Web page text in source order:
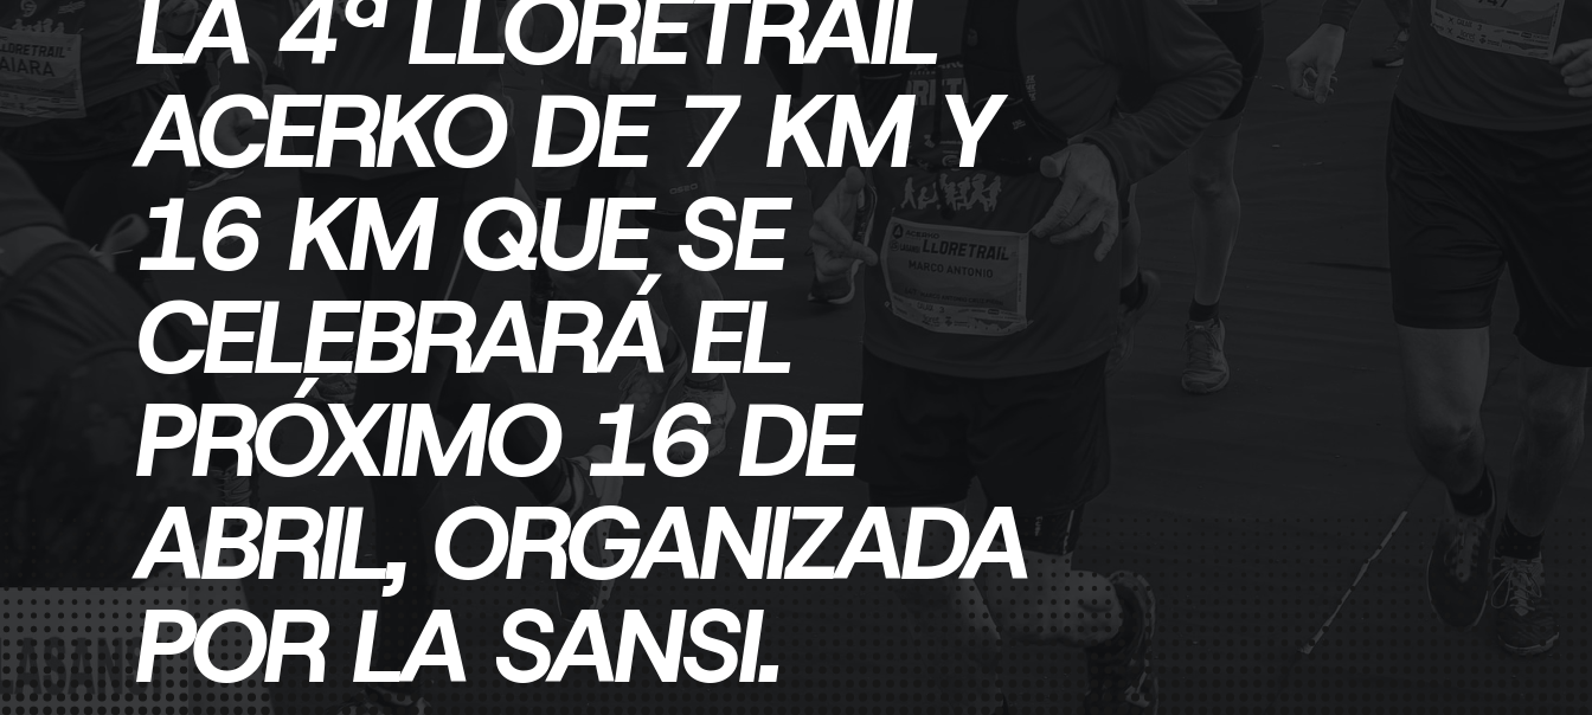
ACERKO DE 7 KM Y
16 KM QUE SE
CELEBRARÁ EL
PRÓXIMO 16 DE
ABRIL, ORGANIZADA
POR LA SANSI.